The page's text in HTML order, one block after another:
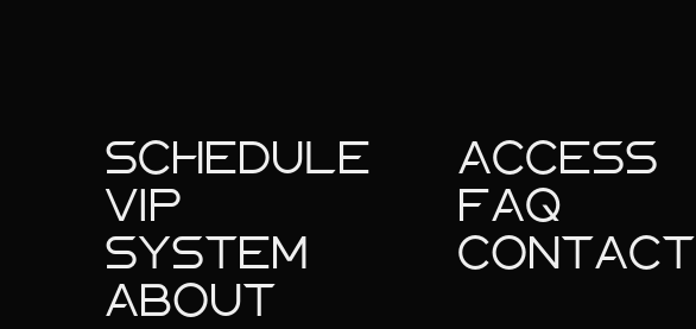
SCHEDULE
ACCESS
VIP
FAQ
SYSTEM
CONTACT
ABOUT